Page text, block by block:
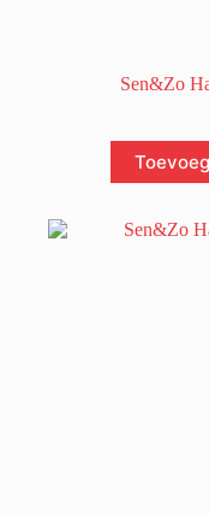
Sen&Zo